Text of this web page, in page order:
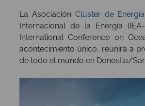
La Asociación Clúster de Energía
Internacional de la Energía
International Conference on
acontecimiento único, reunirá a
de todo el mundo en Donostia/